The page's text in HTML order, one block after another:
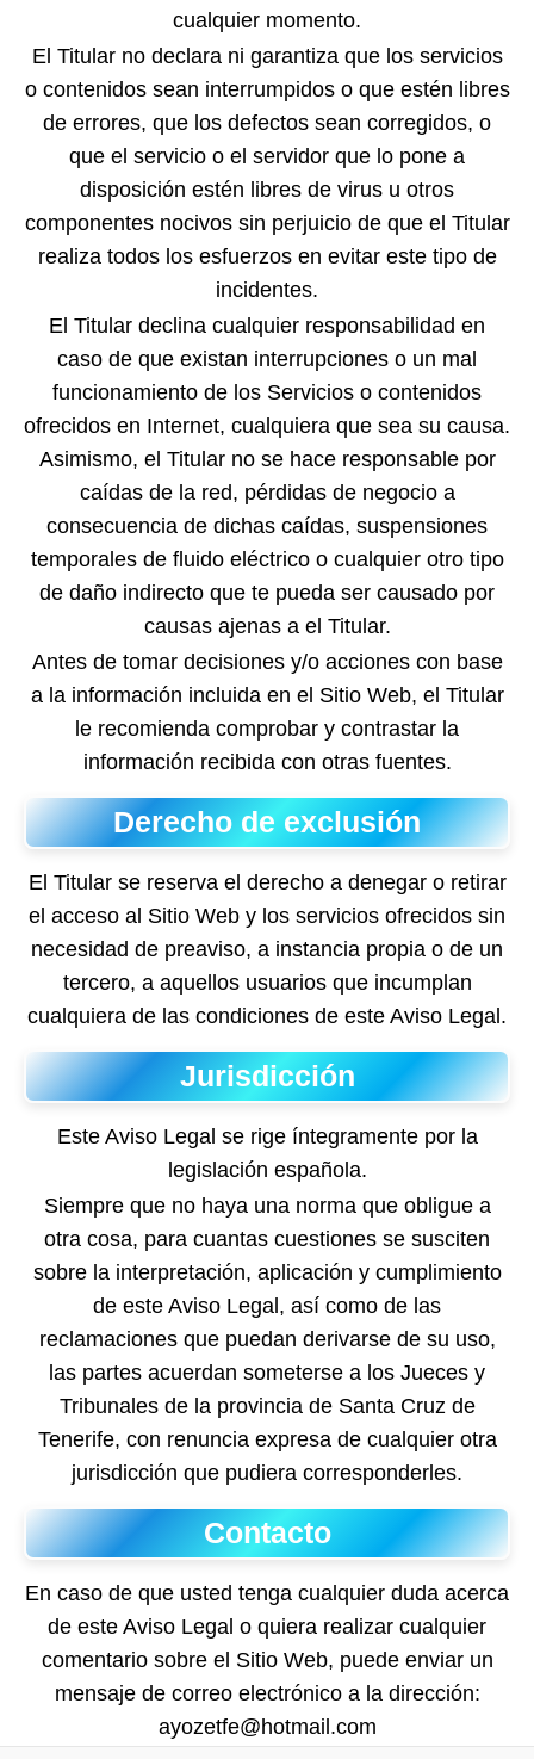
cualquier momento.
El Titular no declara ni garantiza que los servicios
o contenidos sean interrumpidos o que estén libres
de errores, que los defectos sean corregidos, o
que el servicio o el servidor que lo pone a
disposición estén libres de virus u otros
componentes nocivos sin perjuicio de que el Titular
realiza todos los esfuerzos en evitar este tipo de
incidentes.
El Titular declina cualquier responsabilidad en
caso de que existan interrupciones o un mal
funcionamiento de los Servicios o contenidos
ofrecidos en Internet, cualquiera que sea su causa.
Asimismo, el Titular no se hace responsable por
caídas de la red, pérdidas de negocio a
consecuencia de dichas caídas, suspensiones
temporales de fluido eléctrico o cualquier otro tipo
de daño indirecto que te pueda ser causado por
causas ajenas a el Titular.
Antes de tomar decisiones y/o acciones con base
a la información incluida en el Sitio Web, el Titular
le recomienda comprobar y contrastar la
información recibida con otras fuentes.
Derecho de exclusión
El Titular se reserva el derecho a denegar o retirar
el acceso al Sitio Web y los servicios ofrecidos sin
necesidad de preaviso, a instancia propia o de un
tercero, a aquellos usuarios que incumplan
cualquiera de las condiciones de este Aviso Legal.
Jurisdicción
Este Aviso Legal se rige íntegramente por la
legislación española.
Siempre que no haya una norma que obligue a
otra cosa, para cuantas cuestiones se susciten
sobre la interpretación, aplicación y cumplimiento
de este Aviso Legal, así como de las
reclamaciones que puedan derivarse de su uso,
las partes acuerdan someterse a los Jueces y
Tribunales de la provincia de Santa Cruz de
Tenerife, con renuncia expresa de cualquier otra
jurisdicción que pudiera corresponderles.
Contacto
En caso de que usted tenga cualquier duda acerca
de este Aviso Legal o quiera realizar cualquier
comentario sobre el Sitio Web, puede enviar un
mensaje de correo electrónico a la dirección:
ayozetfe@hotmail.com